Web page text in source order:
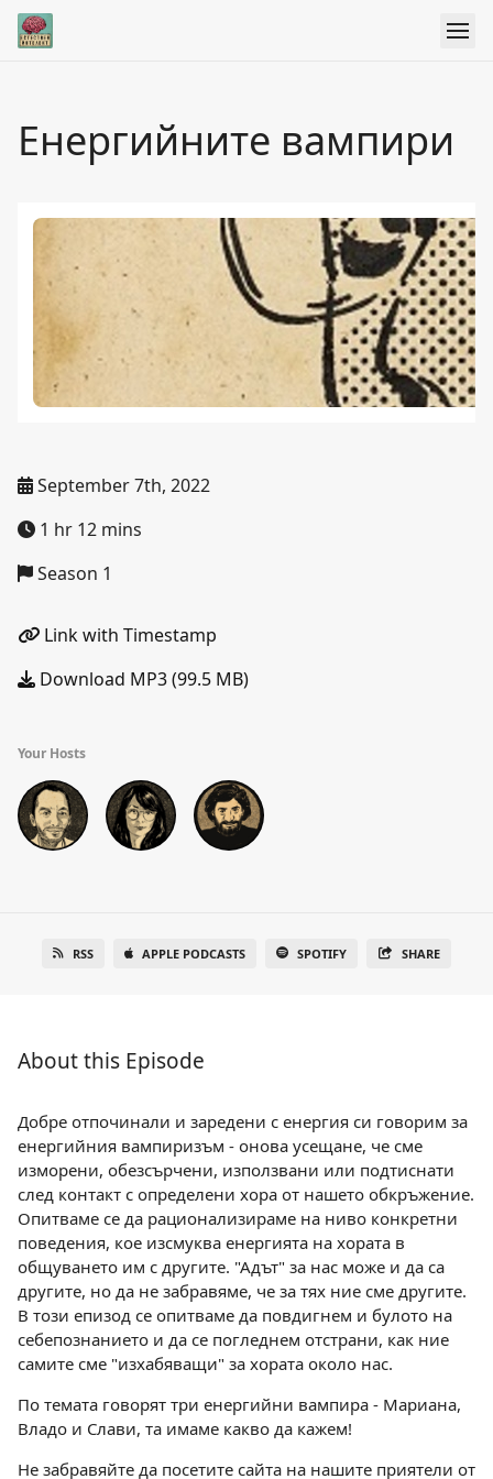
Енергийните вампири
September 7th, 2022
1 hr 12 mins
Season 1
Link with Timestamp
Download MP3 (99.5 MB)
Your Hosts
RSS APPLE PODCASTS SPOTIFY SHARE
About this Episode
Добре отпочинали и заредени с енергия си говорим за
енергийния вампиризъм - онова усещане, че сме
изморени, обезсърчени, използвани или подтиснати
след контакт с определени хора от нашето обкръжение.
Опитваме се да рационализираме на ниво конкретни
поведения, кое изсмуква енергията на хората в
общуването им с другите. "Адът" за нас може и да са
другите, но да не забравяме, че за тях ние сме другите.
В този епизод се опитваме да повдигнем и булото на
себепознанието и да се погледнем отстрани, как ние
самите сме "изхабяващи" за хората около нас.
По темата говорят три енергийни вампира - Мариана,
Владо и Слави, та имаме какво да кажем!
Не забравяйте да посетите сайта на нашите приятели от